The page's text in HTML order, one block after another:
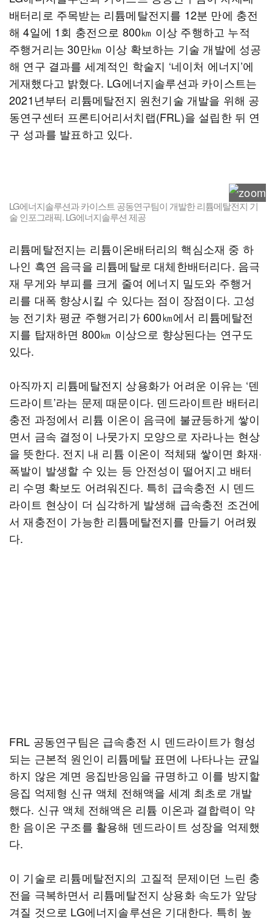
배터리로 주목받는 리튬메탈전지를 12분 만에 충전
해 4일에 1회 충전으로 800㎞ 이상 주행하고 누적
주행거리는 30만㎞ 이상 확보하는 기술 개발에 성공
해 연구 결과를 세계적인 학술지 ‘네이처 에너지’에
게재했다고 밝혔다. LG에너지솔루션과 카이스트는
2021년부터 리튬메탈전지 원천기술 개발을 위해 공
동연구센터 프론티어리서치랩(FRL)을 설립한 뒤 연
구 성과를 발표하고 있다.
LG에너지솔루션과 카이스트 공동연구팀이 개발한 리튬메탈전지 기
술 인포그래픽. LG에너지솔루션 제공
리튬메탈전지는 리튬이온배터리의 핵심소재 중 하
나인 흑연 음극을 리튬메탈로 대체한배터리다. 음극
재 무게와 부피를 크게 줄여 에너지 밀도와 주행거
리를 대폭 향상시킬 수 있다는 점이 장점이다. 고성
능 전기차 평균 주행거리가 600㎞에서 리튬메탈전
지를 탑재하면 800㎞ 이상으로 향상된다는 연구도
있다.
아직까지 리튬메탈전지 상용화가 어려운 이유는 ‘덴
드라이트’라는 문제 때문이다. 덴드라이트란 배터리
충전 과정에서 리튬 이온이 음극에 불균등하게 쌓이
면서 금속 결정이 나뭇가지 모양으로 자라나는 현상
을 뜻한다. 전지 내 리튬 이온이 적체돼 쌓이면 화재·
폭발이 발생할 수 있는 등 안전성이 떨어지고 배터
리 수명 확보도 어려워진다. 특히 급속충전 시 덴드
라이트 현상이 더 심각하게 발생해 급속충전 조건에
서 재충전이 가능한 리튬메탈전지를 만들기 어려웠
다.
FRL 공동연구팀은 급속충전 시 덴드라이트가 형성
되는 근본적 원인이 리튬메탈 표면에 나타나는 균일
하지 않은 계면 응집반응임을 규명하고 이를 방지할
응집 억제형 신규 액체 전해액을 세계 최초로 개발
했다. 신규 액체 전해액은 리튬 이온과 결합력이 약
한 음이온 구조를 활용해 덴드라이트 성장을 억제했
다.
이 기술로 리튬메탈전지의 고질적 문제이던 느린 충
전을 극복하면서 리튬메탈전지 상용화 속도가 앞당
겨질 것으로 LG에너지솔루션은 기대한다. 특히 높